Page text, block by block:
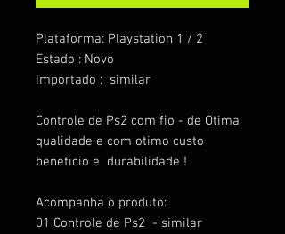
Plataforma: Playstation 1 / 2
Estado : Novo
Importado : similar
Controle de Ps2 com fio - de Otima
qualidade e com otimo custo
beneficio e durabilidade !
Acompanha o produto:
01 Controle de Ps2 - similar